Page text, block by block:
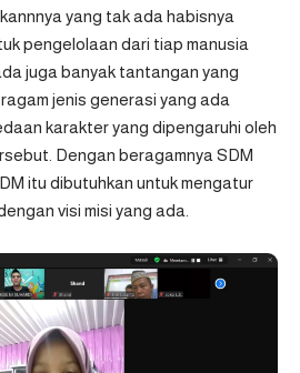
yang tak ada habisnya
pengelolaan dari tiap manusia
juga banyak tantangan yang
jenis generasi yang ada
karakter yang dipengaruhi oleh
Dengan beragamnya SDM
itu dibutuhkan untuk mengatur
visi misi yang ada.